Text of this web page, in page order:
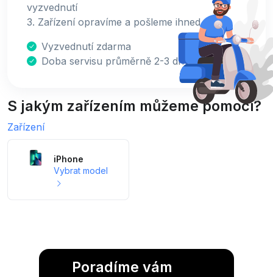
vyzvednutí
3. Zařízení opravíme a pošleme ihned zpět.
Vyzvednutí zdarma
Doba servisu průměrně 2-3 dny
S jakým zařízením můžeme pomoci?
Zařízení
iPhone
Vybrat model
Poradíme vám